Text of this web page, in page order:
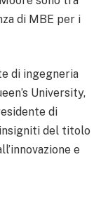
di MBE per i
di ingegneria
University,
di
del titolo
e